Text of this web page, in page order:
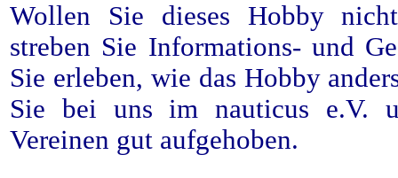
Wollen Sie dieses Hobby
streben Sie Informations- und
Sie erleben, wie das Hobby
Sie bei uns im nauticus e.V.
Vereinen gut aufgehoben.